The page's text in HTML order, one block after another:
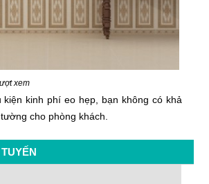
xem
kinh phí eo hẹp, bạn không có khả
cho phòng khách.